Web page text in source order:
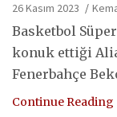
26 Kasım 2023
Basketbol
konuk ettiği
Fenerbahçe
Continue Reading